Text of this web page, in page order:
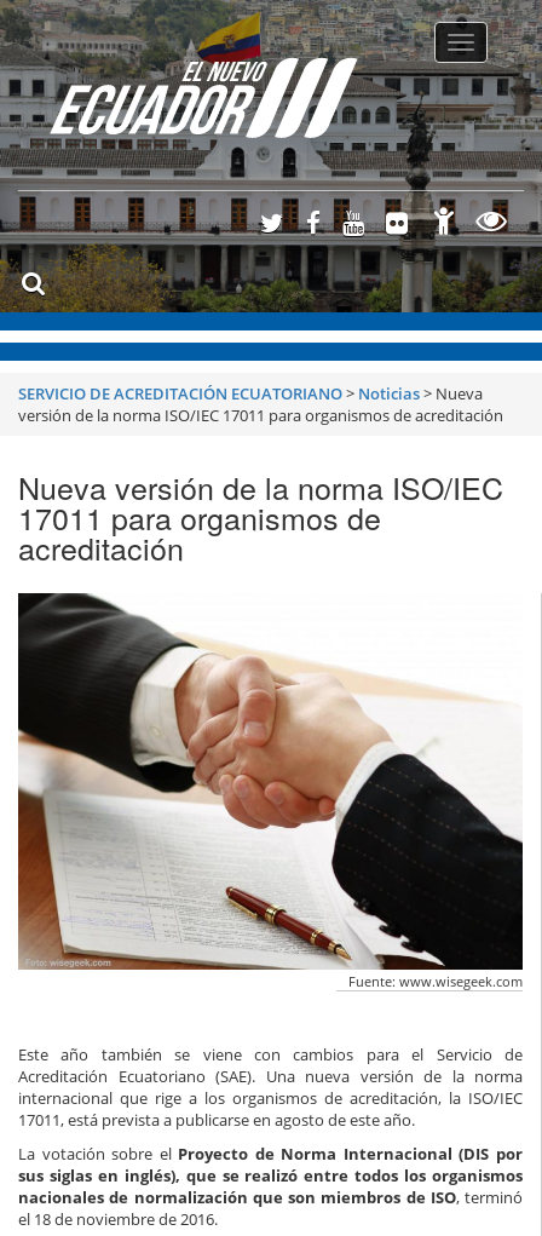
Toggle
SERVICIO DE ACREDITACIÓN ECUATORIANO> Noticias> Nueva
versión de la norma ISO/IEC 17011 para organismos de acreditación
Nueva versión de la norma ISO/IEC
17011 para organismos de
acreditación
Fuente: www.wisegeek.com
Este año también se viene con cambios para el Servicio de
Acreditación Ecuatoriano (SAE). Una nueva versión de la norma
internacional que rige a los organismos de acreditación, la ISO/IEC
17011, está prevista a publicarse en agosto de este año.
La votación sobre el Proyecto de Norma Internacional (DIS por
sus siglas en inglés), que se realizó entre todos los organismos
nacionales de normalización que son miembros de ISO, terminó
el 18 de noviembre de 2016.